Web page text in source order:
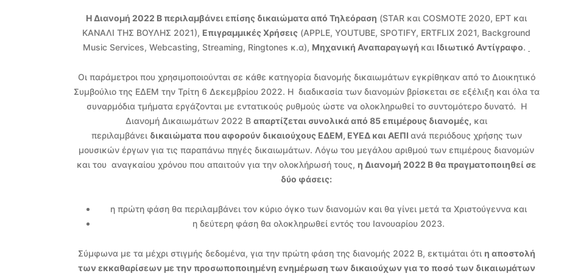
Η Διανομή 2022 Β περιλαμβάνει επίσης δικαιώματα από Τηλεόραση (STAR και COSMOTE 2020, ΕΡΤ και
ΚΑΝΑΛΙ ΤΗΣ ΒΟΥΛΗΣ 2021), Επιγραμμικές Χρήσεις (APPLE, YOUTUBE, SPOTIFY, ERTFLIX 2021, Background
Music Services, Webcasting, Streaming, Ringtones κ.α), Μηχανική Αναπαραγωγή και Ιδιωτικό Αντίγραφο.
Οι παράμετροι που χρησιμοποιούνται σε κάθε κατηγορία διανομής δικαιωμάτων εγκρίθηκαν από το Διοικητικό
Συμβούλιο της ΕΔΕΜ την Τρίτη 6 Δεκεμβρίου 2022. Η διαδικασία των διανομών βρίσκεται σε εξέλιξη και όλα τα
συναρμόδια τμήματα εργάζονται με εντατικούς ρυθμούς ώστε να ολοκληρωθεί το συντομότερο δυνατό. Η
Διανομή Δικαιωμάτων 2022 Β απαρτίζεται συνολικά από 85 επιμέρους διανομές, και
περιλαμβάνει δικαιώματα που αφορούν δικαιούχους ΕΔΕΜ, ΕΥΕΔ και ΑΕΠΙ ανά περιόδους χρήσης των
μουσικών έργων για τις παραπάνω πηγές δικαιωμάτων. Λόγω του μεγάλου αριθμού των επιμέρους διανομών
και του αναγκαίου χρόνου που απαιτούν για την ολοκλήρωσή τους, η Διανομή 2022 Β θα πραγματοποιηθεί σε
δύο φάσεις:
η πρώτη φάση θα περιλαμβάνει τον κύριο όγκο των διανομών και θα γίνει μετά τα Χριστούγεννα και
η δεύτερη φάση θα ολοκληρωθεί εντός του Ιανουαρίου 2023.
Σύμφωνα με τα μέχρι στιγμής δεδομένα, για την πρώτη φάση της διανομής 2022 Β, εκτιμάται ότι η αποστολή
των εκκαθαρίσεων με την προσωποποιημένη ενημέρωση των δικαιούχων για το ποσό των δικαιωμάτων